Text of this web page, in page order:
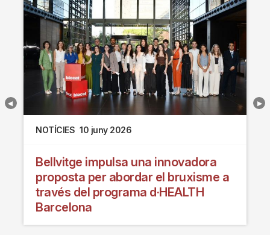
NOTÍCIES 10 juny 2026
Bellvitge impulsa una innovadora
proposta per abordar el bruxisme a
través del programa d·HEALTH
Barcelona